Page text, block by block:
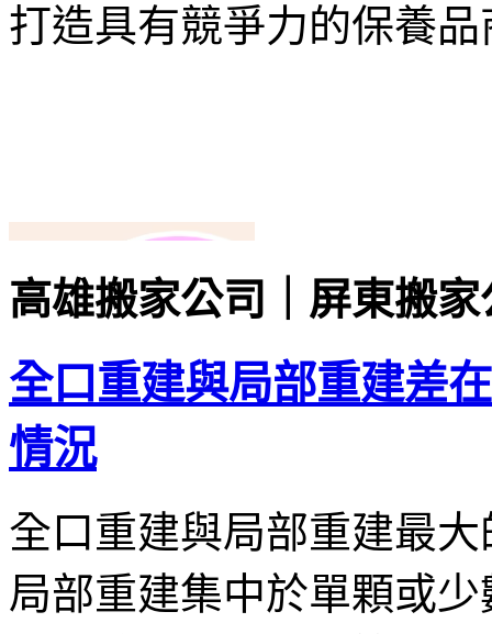
打造具有競爭力的保養品
高雄搬家公司｜屏東搬家
全口重建與局部重建差
情況
全口重建與局部重建最
局部重建集中於單顆或